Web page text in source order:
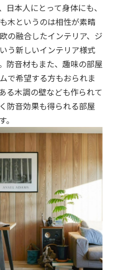
本人にとって身体にも、
木というのは相性が素晴
の融合したインテリア、ジ
う新しいインテリア様式
防音材もまた、趣味の部屋
で希望する方もおられま
る木調の壁なども作られて
防音効果も得られる部屋